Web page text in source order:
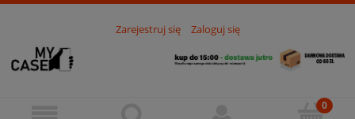
Zarejestruj się Zaloguj się